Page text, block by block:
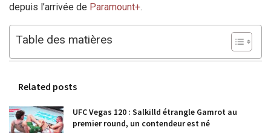
depuis l’arrivée de Paramount+.
Table des matières
Related posts
UFC Vegas 120 : Salkilld étrangle Gamrot au
premier round, un contendeur est né